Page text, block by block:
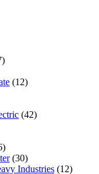
(12)
(42)
(30)
Industries (12)